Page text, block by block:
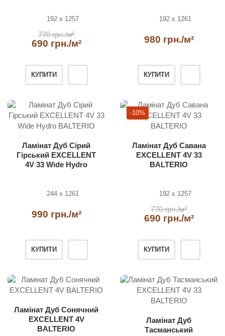
192 x 1257
770 грн./м²
690 грн./м²
КУПИТИ
192 x 1261
980 грн./м²
КУПИТИ
Ламінат Дуб Сірий
Гірський EXCELLENT
4V 33 Wide Hydro
244 x 1261
990 грн./м²
КУПИТИ
-10%
Ламінат Дуб Савана
EXCELLENT 4V 33
BALTERIO
192 x 1257
770 грн./м²
690 грн./м²
КУПИТИ
Ламінат Дуб Сонячний
EXCELLENT 4V
BALTERIO
Ламінат Дуб
Тасманський